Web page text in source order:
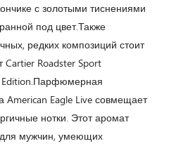
с золотыми тиснениями
под цвет.Также
редких композиций стоит
Cartier Roadster Sport
Edition.Парфюмерная
American Eagle Live совмещает
нотки. Этот аромат
мужчин, умеющих